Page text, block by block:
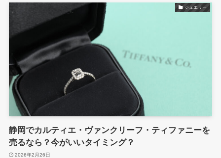
ジュエリー
静岡でカルティエ・ヴァンクリーフ・ティファニーを
売るなら？今がいいタイミング？
2026年2月26日